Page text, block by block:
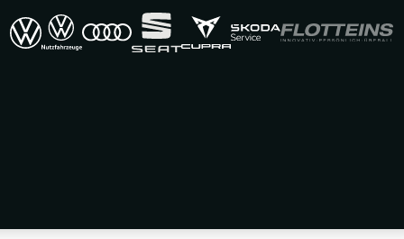
Autohaus BEROLINA